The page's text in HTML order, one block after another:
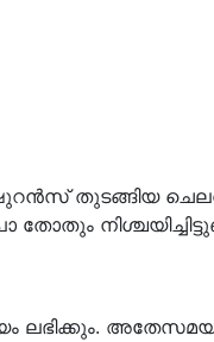
തുടങ്ങിയ
അതേസമയം